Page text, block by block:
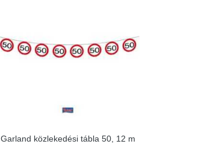
Garland közlekedési tábla 50, 12 m